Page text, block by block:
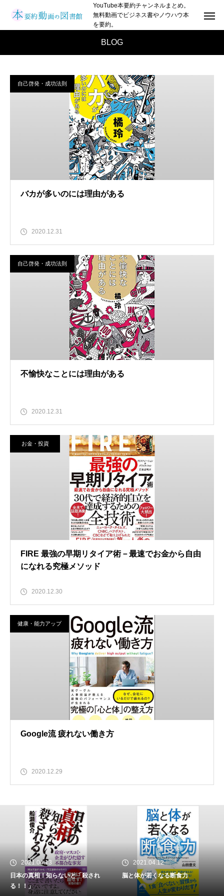
YouTube本要約チャンネルまとめ。
無料動画でビジネス書やノウハウ本
を要約。
BLOG
自己啓発・成功法則
バカが多いのには理由がある
2020.12.31
自己啓発・成功法則
不愉快なことには理由がある
2020.12.31
お金・投資
FIRE 最強の早期リタイア術－最速でお金から自由
になれる究極メソッド
2020.12.30
健康・能力アップ
Google流 疲れない働き方
2020.12.29
2021.04.13
日本の真相！知らないと「殺され
る！！」
2021.04.12
脳と体が若くなる断食力